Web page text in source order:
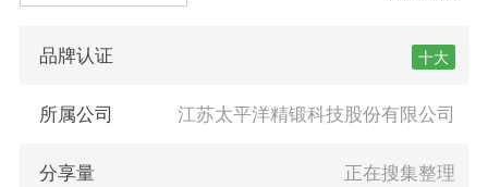
品牌认证 十大
所属公司 江苏太平洋精锻科技股份有限公司
分享量 正在搜集整理